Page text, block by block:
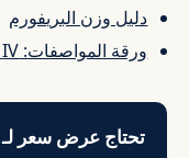
دليل وزن البريفورم
ورقة المواصفات: IV وAA
تحتاج عرض سعر لـ DEN-JUICE-MILK-15-32-15؟